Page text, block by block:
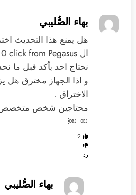
بهاء الصُّليبي
هل يمنع هذا التحديث
ال iMessage 0 click from Pegasus
نحتاج احد يأكد قبل ما
و اذا الجهاز مخترق هل
الاختراق .
محتاجين شخص
￼ ￼
2
رد
بهاء الصُّليبي